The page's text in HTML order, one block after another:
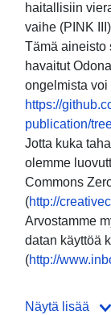
haitallisiin
vaihe (PINK
Tämä aineisto
havaitut
ongelmista voi
https://
publication/
Jotta kuka
olemme
Commons
(http://
Arvostamme
datan käyttöä
(http://
Näytä lisää